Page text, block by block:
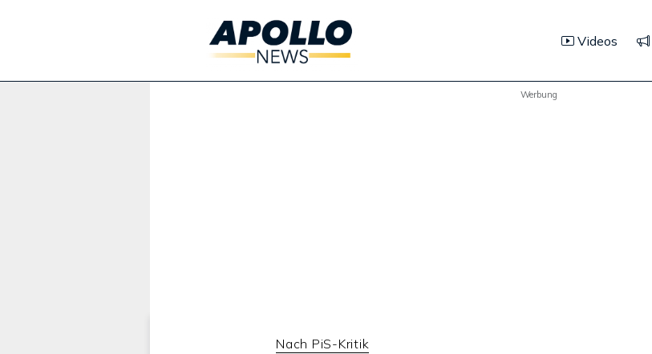
Videos
Werbung
Nach PiS-Kritik